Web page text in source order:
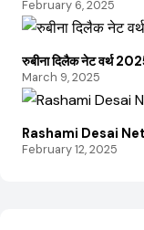
February 6, 2025
रुबीना दिलैक नेट वर्थ
March 9, 2025
Rashami Desai Net
February 12, 2025